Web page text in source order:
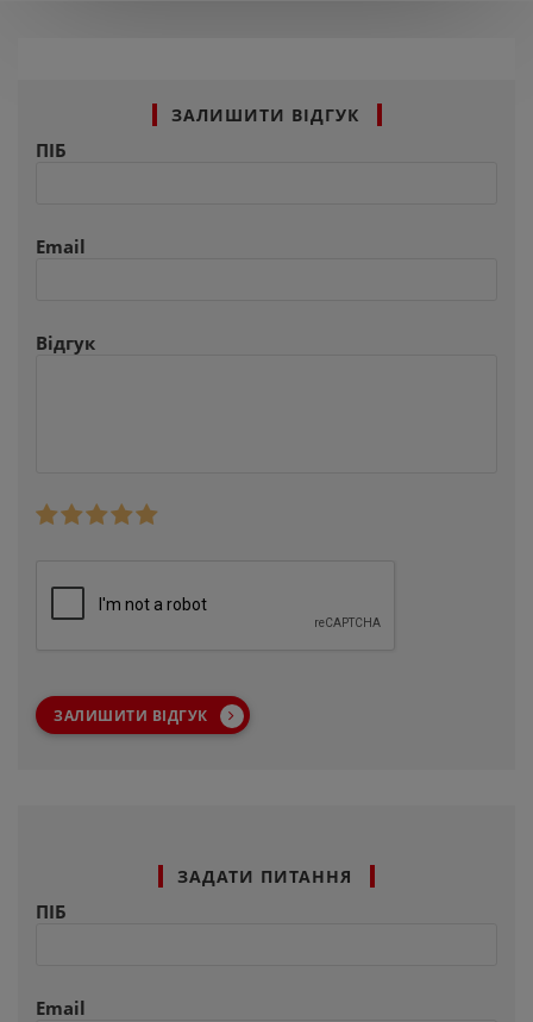
ЗАЛИШИТИ ВІДГУК
ПІБ
Email
Відгук
ЗАЛИШИТИ ВІДГУК
ЗАДАТИ ПИТАННЯ
ПІБ
Email